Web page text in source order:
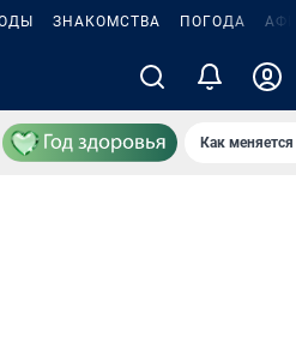
ЗНАКОМСТВА ПОГОДА
Как